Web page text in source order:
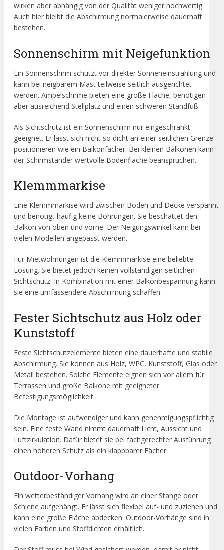
wirken aber abhängig von der Qualität weniger hochwertig.
Auch hier bleibt die Abschirmung normalerweise dauerhaft
bestehen.
Sonnenschirm mit Neigefunktion
Ein Sonnenschirm schützt vor direkter Sonneneinstrahlung und
kann bei neigbarem Mast teilweise seitlich ausgerichtet
werden. Ampelschirme bieten eine große Fläche, benötigen
aber ausreichend Stellplatz und einen schweren Standfuß.
Als Sichtschutz ist ein Sonnenschirm nur eingeschränkt
geeignet. Er lässt sich nicht so dicht an einer seitlichen Grenze
positionieren wie ein Balkonfächer. Bei kleinen Balkonen kann
der Schirmständer wertvolle Bodenfläche beanspruchen.
Klemmmarkise
Eine Klemmmarkise wird zwischen Boden und Decke verspannt
und benötigt häufig keine Bohrungen. Sie beschattet den
Balkon von oben und vorne. Der Neigungswinkel kann bei
vielen Modellen angepasst werden.
Für Mietwohnungen ist die Klemmmarkise eine beliebte
Lösung. Sie bietet jedoch keinen vollständigen seitlichen
Sichtschutz. In Kombination mit einer Balkonbespannung kann
sie eine umfassendere Abschirmung schaffen.
Fester Sichtschutz aus Holz oder
Kunststoff
Feste Sichtschutzelemente bieten eine dauerhafte und stabile
Abschirmung. Sie können aus Holz, WPC, Kunststoff, Glas oder
Metall bestehen. Solche Elemente eignen sich vor allem für
Terrassen und große Balkone mit geeigneter
Befestigungsmöglichkeit.
Die Montage ist aufwendiger und kann genehmigungspflichtig
sein. Eine feste Wand nimmt dauerhaft Licht, Aussicht und
Luftzirkulation. Dafür bietet sie bei fachgerechter Ausführung
einen höheren Schutz als ein klappbarer Fächer.
Outdoor-Vorhang
Ein wetterbeständiger Vorhang wird an einer Stange oder
Schiene aufgehängt. Er lässt sich flexibel auf- und zuziehen und
kann eine große Fläche abdecken. Outdoor-Vorhänge sind in
vielen Farben und Stoffdichten erhältlich.